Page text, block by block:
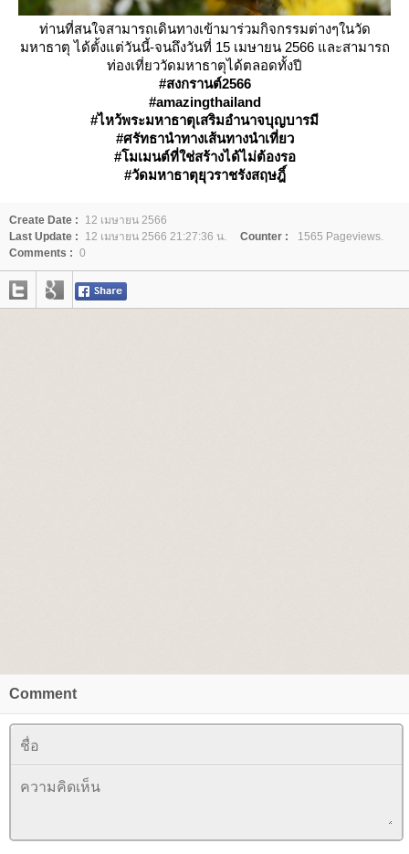
ท่านที่สนใจสามารถเดินทางเข้ามาร่วมกิจกรรมต่างๆในวัด
มหาธาตุ ได้ตั้งแต่วันนี้-จนถึงวันที่ 15 เมษายน 2566 และสามารถ
ท่องเที่ยววัดมหาธาตุได้ตลอดทั้งปี
#สงกรานต์2566
#amazingthailand
#ไหว้พระมหาธาตุเสริมอำนาจบุญบารมี
#ศรัทธานำทางเส้นทางนำเที่ยว
#โมเมนต์ที่ใช่สร้างได้ไม่ต้องรอ
#วัดมหาธาตุยุวราชรังสฤษฎิ์
Create Date :
12 เมษายน 2566
Last Update :
12 เมษายน 2566 21:27:36 น. Counter :
1565 Pageviews.
Comments : 0
Comment